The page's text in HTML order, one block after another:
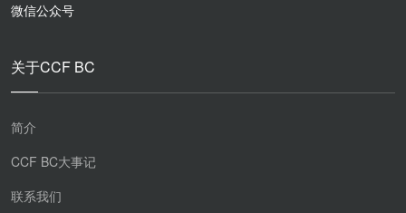
微信公众号
关于CCF BC
简介
CCF BC大事记
联系我们